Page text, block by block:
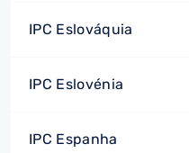
IPC Eslováquia
IPC Eslovénia
IPC Espanha